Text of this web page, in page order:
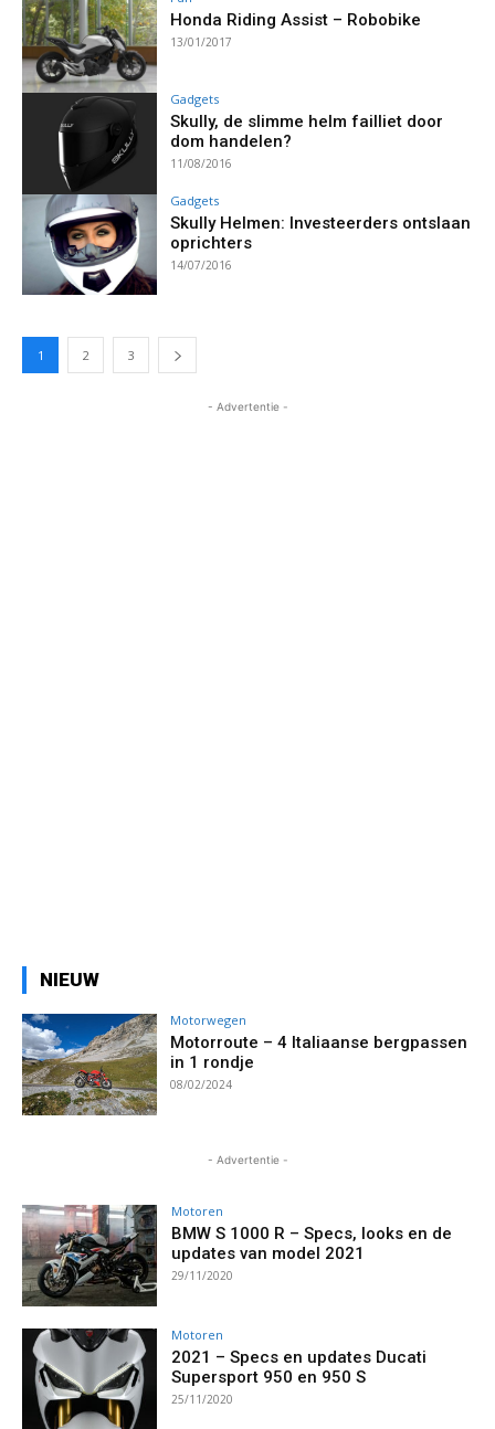
Honda Riding Assist – Robobike
13/01/2017
Gadgets
Skully, de slimme helm failliet door
dom handelen?
11/08/2016
Gadgets
Skully Helmen: Investeerders ontslaan
oprichters
14/07/2016
1 2 3
- Advertentie -
NIEUW
Motorwegen
Motorroute – 4 Italiaanse bergpassen
in 1 rondje
08/02/2024
- Advertentie -
Motoren
BMW S 1000 R – Specs, looks en de
updates van model 2021
29/11/2020
Motoren
2021 – Specs en updates Ducati
Supersport 950 en 950 S
25/11/2020